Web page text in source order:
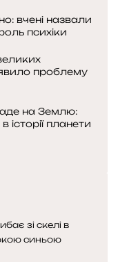
вчені назвали
психіки
проблему
на Землю:
планети